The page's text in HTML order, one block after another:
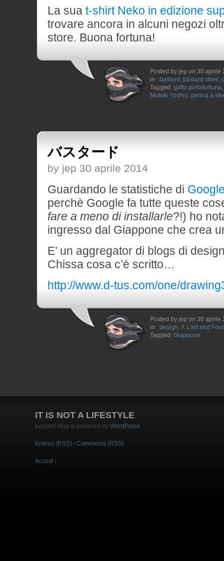
La sua t-shirt Neko in edizione
trovare ancora in alcuni negozi
store. Buona fortuna!
Posted by jep on 30 aprile
in : bastard , bastard store,
Tagged: gatto portafortuna,
Motoki Yoshio, penna a
バスタード
by jep 30 aprile 2014
Guardando le statistiche di
perchè Google fa tutte queste
fare a meno di installarle?!) ho
ingresso dal Giappone che crea
E’ un aggregator di blogs di
Chissa cosa c’è scritto…
http://www.d-tus.com/one/
Posted by jep on 30 aprile
in : design, X Lost and
Tagged: Giappone
IT IS NOT A LIFESTYLE
bastard blog is powered by WordPress
Entries (RSS) Comments (RSS)
Accedi